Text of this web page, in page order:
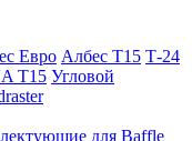
Евро Албес T15 Т-24
Т15 Угловой
для Baffle